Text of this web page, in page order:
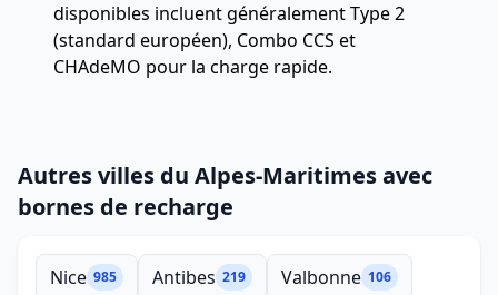
disponibles incluent généralement Type 2
(standard européen), Combo CCS et
CHAdeMO pour la charge rapide.
Autres villes du Alpes-Maritimes avec
bornes de recharge
Nice 985 Antibes 219 Valbonne 106